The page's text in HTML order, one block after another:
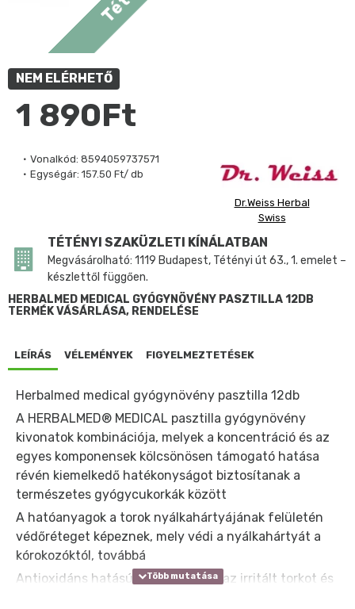
Vonalkód: 8594059737571
Egységár: 157.50 Ft/ db
Dr.Weiss Herbal
Swiss
NEM ELÉRHETŐ
1 890Ft
TÉTÉNYI SZAKÜZLETI KÍNÁLATBAN
Megvásárolható: 1119 Budapest, Tétényi út 63., 1. emelet –
készlettől függően.
HERBALMED MEDICAL GYÓGYNÖVÉNY PASZTILLA 12DB
TERMÉK VÁSÁRLÁSA, RENDELÉSE
LEÍRÁS VÉLEMÉNYEK FIGYELMEZTETÉSEK
Herbalmed medical gyógynövény pasztilla 12db
A HERBALMED® MEDICAL pasztilla gyógynövény
kivonatok kombinációja, melyek a koncentráció és az
egyes komponensek kölcsönösen támogató hatása
révén kiemelkedő hatékonyságot biztosítanak a
természetes gyógycukorkák között
A hatóanyagok a torok nyálkahártyájának felületén
védőréteget képeznek, mely védi a nyálkahártyát a
kórokozóktól, továbbá
Antioxidáns hatásúak, nyugtatják az irritált torkot és